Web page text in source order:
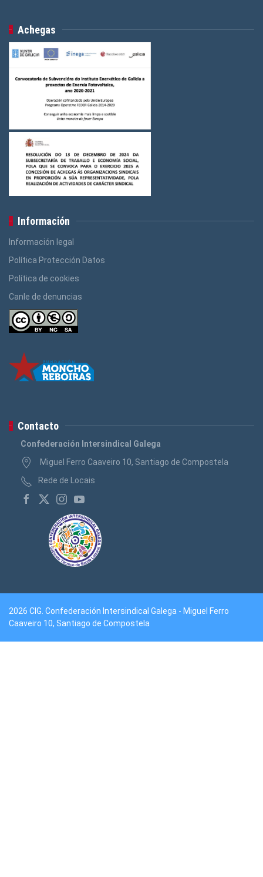
Achegas
Información
Información legal
Política Protección Datos
Política de cookies
Canle de denuncias
Contacto
Confederación Intersindical Galega
Miguel Ferro Caaveiro 10, Santiago de Compostela
Rede de Locais
2026 CIG. Confederación Intersindical Galega - Miguel Ferro
Caaveiro 10, Santiago de Compostela